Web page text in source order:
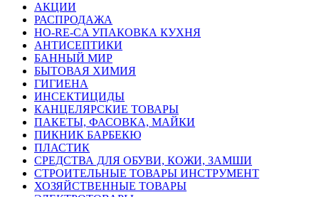
АКЦИИ
РАСПРОДАЖА
HO-RE-CA УПАКОВКА КУХНЯ
АНТИСЕПТИКИ
БАННЫЙ МИР
БЫТОВАЯ ХИМИЯ
ГИГИЕНА
ИНСЕКТИЦИДЫ
КАНЦЕЛЯРСКИЕ ТОВАРЫ
ПАКЕТЫ, ФАСОВКА, МАЙКИ
ПИКНИК БАРБЕКЮ
ПЛАСТИК
СРЕДСТВА ДЛЯ ОБУВИ, КОЖИ, ЗАМШИ
СТРОИТЕЛЬНЫЕ ТОВАРЫ ИНСТРУМЕНТ
ХОЗЯЙСТВЕННЫЕ ТОВАРЫ